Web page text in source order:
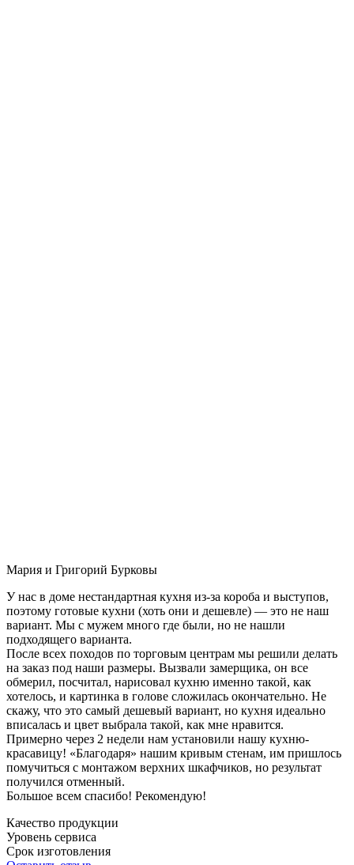
Мария и Григорий Бурковы
У нас в доме нестандартная кухня из-за короба и выступов,
поэтому готовые кухни (хоть они и дешевле) — это не наш
вариант. Мы с мужем много где были, но не нашли
подходящего варианта.
После всех походов по торговым центрам мы решили делать
на заказ под наши размеры. Вызвали замерщика, он все
обмерил, посчитал, нарисовал кухню именно такой, как
хотелось, и картинка в голове сложилась окончательно. Не
скажу, что это самый дешевый вариант, но кухня идеально
вписалась и цвет выбрала такой, как мне нравится.
Примерно через 2 недели нам установили нашу кухню-
красавицу! «Благодаря» нашим кривым стенам, им пришлось
помучиться с монтажом верхних шкафчиков, но результат
получился отменный.
Большое всем спасибо! Рекомендую!
Качество продукции
Уровень сервиса
Срок изготовления